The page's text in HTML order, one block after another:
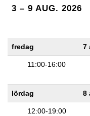
3 – 9 AUG. 2026
fredag 7
11:00-16:00
lördag 8
12:00-19:00